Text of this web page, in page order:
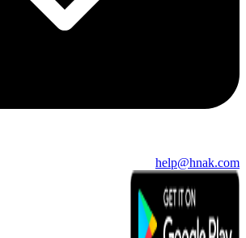
help@hnak.com